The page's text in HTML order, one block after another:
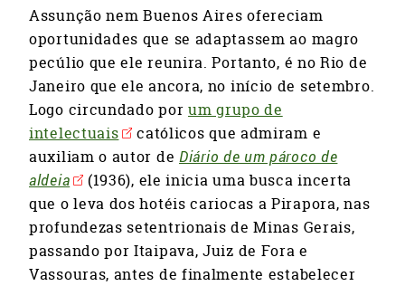
Assunção nem Buenos Aires ofereciam
oportunidades que se adaptassem ao magro
pecúlio que ele reunira. Portanto, é no Rio de
Janeiro que ele ancora, no início de setembro.
Logo circundado por um grupo de
intelectuais
católicos que admiram e
auxiliam o autor de Diário de um pároco de
aldeia
(1936), ele inicia uma busca incerta
que o leva dos hotéis cariocas a Pirapora, nas
profundezas setentrionais de Minas Gerais,
passando por Itaipava, Juiz de Fora e
Vassouras, antes de finalmente estabelecer